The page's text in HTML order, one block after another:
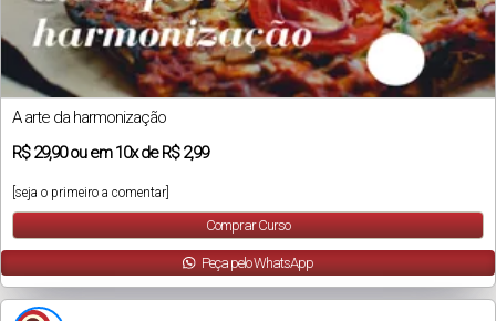
A arte da harmonização
R$29,90ou em10xdeR$ 2,99
[seja o primeiro a comentar]
Comprar Curso
Peça pelo WhatsApp